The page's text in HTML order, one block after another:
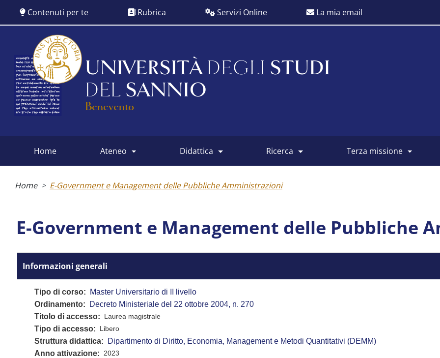
contenuto
Contenuti per te Rubrica Servizi Online La mia email
UNIVERSITÀ DEGLI STUDI
DEL SANNIO
Benevento
menu
home ateneo didattica ricerca terza missione
Home E-Government e Management delle Pubbliche Amministrazioni
E-Government e Management delle Pubbliche
Informazioni generali
Tipo di corso
Master Universitario di II livello
Ordinamento
Decreto Ministeriale del 22 ottobre 2004, n. 270
Titolo di accesso
Laurea magistrale
Tipo di accesso Libero
Struttura didattica
Dipartimento di Diritto, Economia, Management e Metodi Quantitativi (DEMM)
Anno attivazione
2023